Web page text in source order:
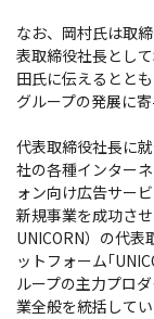
なお、岡村氏は取
表取締役社長とし
田氏に伝えるとと
グループの発展に
代表取締役社長に
社の各種インター
ォン向け広告サー
新規事業を成功さ
UNICORN）の代表
ットフォーム｢
ループの主力プロ
業全般を統括してい